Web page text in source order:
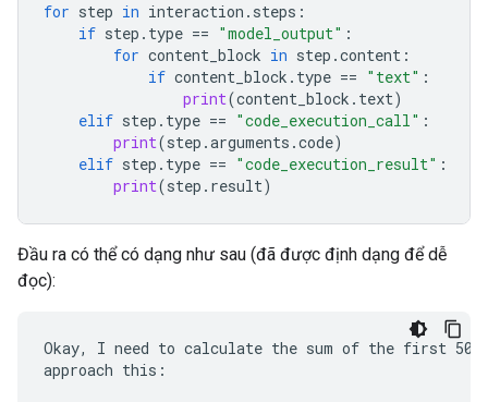
for step in interaction . steps :
if step . type == "model_output" :
for content_block in step .content :
if content_block . type == "text" :
print(content_block . text)
elif step . type == "code_execution_call" :
print(step .arguments .code)
elif step . type == "code_execution_result" :
print(step . result)
Đầu ra có thể có dạng như sau (đã được định dạng để dễ
đọc):
Okay, I need to calculate the sum of the first 50
approach this: